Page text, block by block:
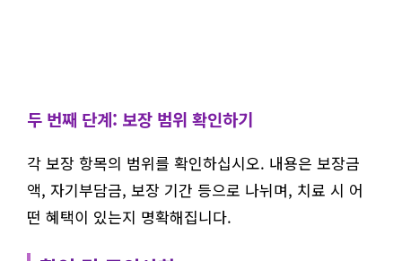
두 번째 단계: 보장 범위 확인하기
각 보장 항목의 범위를 확인하십시오. 내용은 보장금
액, 자기부담금, 보장 기간 등으로 나뉘며, 치료 시 어
떤 혜택이 있는지 명확해집니다.